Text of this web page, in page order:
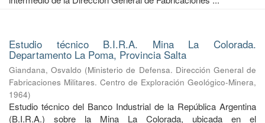
Estudio técnico B.I.R.A. Mina La Colorada.
Departamento La Poma, Provincia Salta
Giandana, Osvaldo (Ministerio de Defensa. Dirección General de
Fabricaciones Militares. Centro de Exploración Geológico-Minera,
1964)
Estudio técnico del Banco Industrial de la República Argentina
(B.I.R.A.) sobre la Mina La Colorada, ubicada en el